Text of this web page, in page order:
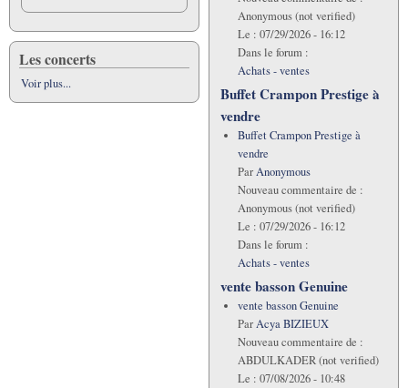
Les concerts
Voir plus...
Anonymous (not verified)
Le : 07/29/2026 - 16:12
Dans le forum :
Achats - ventes
Buffet Crampon Prestige à
vendre
Buffet Crampon Prestige à
vendre
ParAnonymous
Nouveau commentaire de :
Anonymous (not verified)
Le : 07/29/2026 - 16:12
Dans le forum :
Achats - ventes
vente basson Genuine
vente basson Genuine
ParAcya BIZIEUX
Nouveau commentaire de :
ABDULKADER (not verified)
Le : 07/08/2026 - 10:48